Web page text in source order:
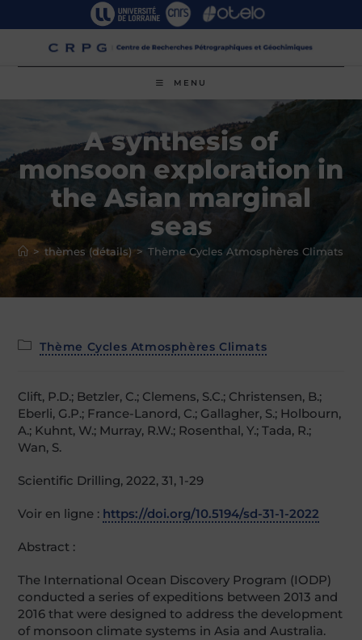
MENU
A synthesis of
monsoon exploration in
the Asian marginal
seas
> thèmes (détails) > Thème Cycles Atmosphères Climats
Post
category:
Thème Cycles Atmosphères Climats
Clift, P.D.; Betzler, C.; Clemens, S.C.; Christensen, B.;
Eberli, G.P.; France-Lanord, C.; Gallagher, S.; Holbourn,
A.; Kuhnt, W.; Murray, R.W.; Rosenthal, Y.; Tada, R.;
Wan, S.
Scientific Drilling, 2022, 31, 1-29
Voir en ligne : https://doi.org/10.5194/sd-31-1-2022
Abstract :
The International Ocean Discovery Program (IODP)
conducted a series of expeditions between 2013 and
2016 that were designed to address the development
of monsoon climate systems in Asia and Australia.